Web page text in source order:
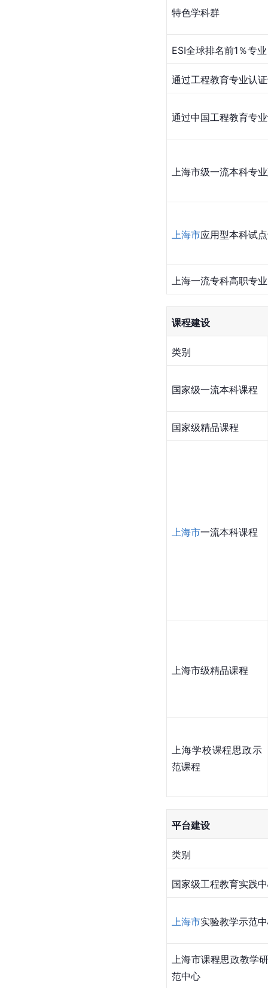
特色学科群
ESI全球排名前1％专业
通过工程教育专业认
通过中国工程教育专
上海市级一流本科专
上海市应用型本科试
上海一流专科高职专业
课程建设
类别
国家级一流本科课程
国家级精品课程
上海市一流本科课程
上海市级精品课程
上海学校课程思政示
范课程
平台建设
类别
国家级工程教育实践
上海市实验教学示范
上海市课程思政教学
范中心